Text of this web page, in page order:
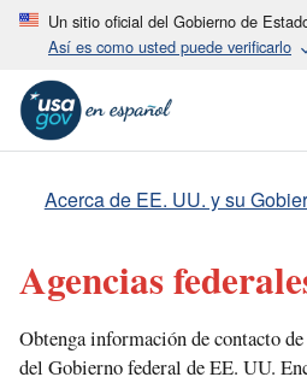
Un sitio oficial del Gobierno de
Así es como usted puede verificarlo
Acerca de EE. UU. y su
Agencias
Obtenga información de contacto
del Gobierno federal de EE. UU.